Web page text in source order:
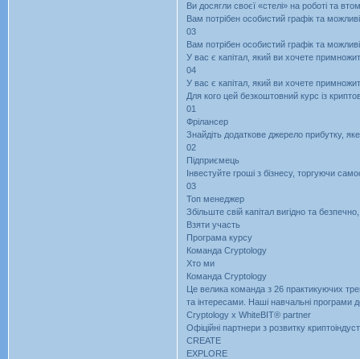
Ви досягли своєї «стелі» на роботі та
Вам потрібен особистий графік та
03
Вам потрібен особистий графік та
У вас є капітал, який ви хочете
04
У вас є капітал, який ви хочете
Для кого цей безкоштовний курс із
01
Фрілансер
Знайдіть додаткове джерело прибутку,
02
Підприємець
Інвестуйте гроші з бізнесу, торгуючи
03
Топ менеджер
Збільште свій капітал вигідно та
Взяти участь
Програма курсу
Команда Cryptology
Хто ми
Команда Cryptology
Це велика команда з 26 практикуючих
та інтересами. Наші навчальні програми
Cryptology x WhiteBIT® partner
Офіційні партнери з розвитку
CREATE
EXPLORE